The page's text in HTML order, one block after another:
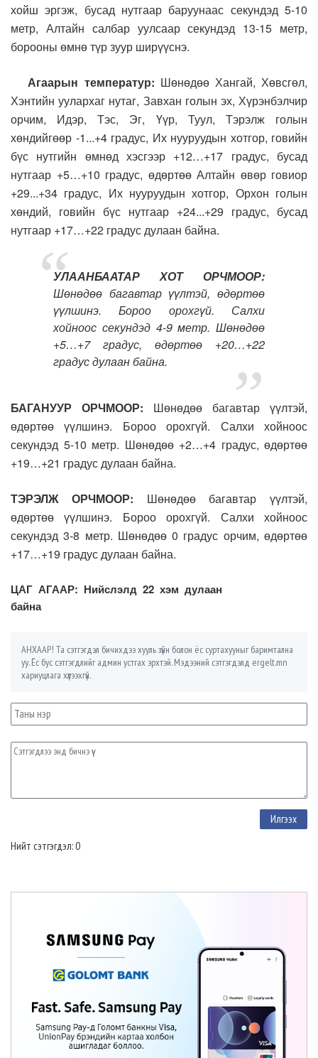
хойш эргэж, бусад нутгаар баруунаас секундэд 5-10
метр, Алтайн салбар уулсаар секундэд 13-15 метр,
борооны өмнө түр зуур ширүүснэ.
Агаарын температур: Шөнөдөө Хангай, Хөвсгөл,
Хэнтийн уулархаг нутаг, Завхан голын эх, Хүрэнбэлчир
орчим, Идэр, Тэс, Эг, Үүр, Туул, Тэрэлж голын
хөндийгөөр -1...+4 градус, Их нууруудын хотгор, говийн
бүс нутгийн өмнөд хэсгээр +12…+17 градус, бусад
нутгаар +5…+10 градус, өдөртөө Алтайн өвөр говиор
+29...+34 градус, Их нууруудын хотгор, Орхон голын
хөндий, говийн бүс нутгаар +24...+29 градус, бусад
нутгаар +17…+22 градус дулаан байна.
УЛААНБААТАР ХОТ ОРЧМООР:
Шөнөдөө багавтар үүлтэй, өдөртөө
үүлшинэ. Бороо орохгүй. Салхи
хойноос секундэд 4-9 метр. Шөнөдөө
+5…+7 градус, өдөртөө +20…+22
градус дулаан байна.
БАГАНУУР ОРЧМООР: Шөнөдөө багавтар үүлтэй,
өдөртөө үүлшинэ. Бороо орохгүй. Салхи хойноос
секундэд 5-10 метр. Шөнөдөө +2…+4 градус, өдөртөө
+19…+21 градус дулаан байна.
ТЭРЭЛЖ ОРЧМООР: Шөнөдөө багавтар үүлтэй,
өдөртөө үүлшинэ. Бороо орохгүй. Салхи хойноос
секундэд 3-8 метр. Шөнөдөө 0 градус орчим, өдөртөө
+17…+19 градус дулаан байна.
ЦАГ АГААР: Нийслэлд 22 хэм дулаан
байна
АНХААР! Та сэтгэгдэл бичихдээ хууль зүйн болон ёс суртахууныг баримтална
уу. Ёс бус сэтгэгдлийг админ устгах эрхтэй. Мэдээний сэтгэгдэлд ergelt.mn
хариуцлага хүлээхгүй.
Нийт сэтгэгдэл: 0